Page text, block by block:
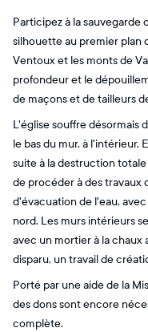
Participez à la sauvegarde
silhouette au premier plan
Ventoux et les monts de
profondeur et le
de maçons et de tailleurs
L'église souffre désormais
le bas du mur, à l'intérieur.
suite à la destruction
de procéder à des travaux
d'évacuation de l'eau,
nord. Les murs intérieurs
avec un mortier à la chaux
disparu, un travail de
Porté par une aide de la
des dons sont encore
complète.